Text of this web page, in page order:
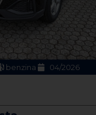
benzina 04/2026